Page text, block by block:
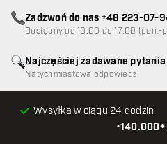
•140.000+
Wysyłka w ciągu 24 godzin
Najczęściej zadawane pytania
Natychmiastowa odpowiedź
Zadzwoń do nas +48 223-07-
Dostępny od 10:00 do 17:00 (pon.-